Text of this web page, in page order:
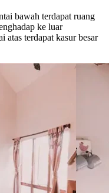
bawah terdapat ruang
ke luar
atas terdapat kasur besar